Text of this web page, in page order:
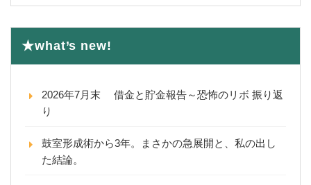
★what’s new!
2026年7月末 借金と貯金報告～恐怖のリボ 振り返
り
鼓室形成術から3年。まさかの急展開と、私の出し
た結論。